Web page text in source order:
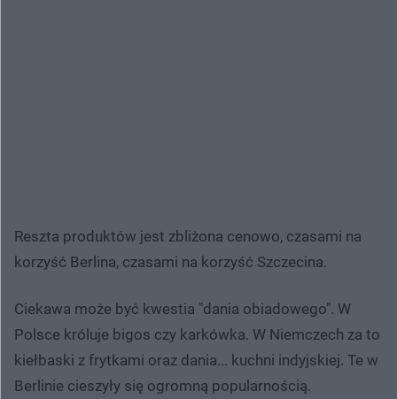
Reszta produktów jest zbliżona cenowo, czasami na
korzyść Berlina, czasami na korzyść Szczecina.
Ciekawa może być kwestia "dania obiadowego". W
Polsce króluje bigos czy karkówka. W Niemczech za to
kiełbaski z frytkami oraz dania... kuchni indyjskiej. Te w
Berlinie cieszyły się ogromną popularnością.